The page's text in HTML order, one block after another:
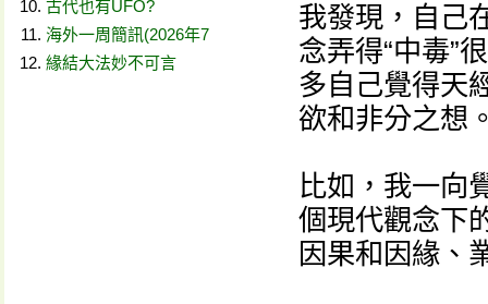
古代也有UFO?
海外一周簡訊(2026年7
緣結大法妙不可言
我發現，自己
念弄得“中毒”
多自己覺得天
欲和非分之想
比如，我一向
個現代觀念下
因果和因緣、